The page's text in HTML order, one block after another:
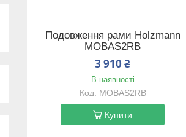
Подовження рами Holzmann
MOBAS2RB
3 910 ₴
В наявності
MOBAS2RB
Купити